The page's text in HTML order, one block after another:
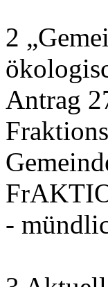
2
Antrag
-